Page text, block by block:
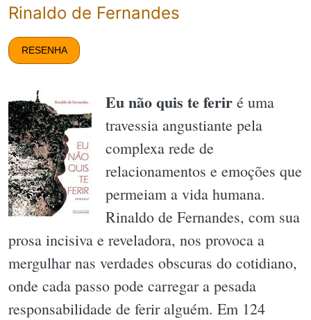
Rinaldo de Fernandes
RESENHA
Eu não quis te ferir é uma
travessia angustiante pela
complexa rede de
relacionamentos e emoções que
permeiam a vida humana.
Rinaldo de Fernandes, com sua
prosa incisiva e reveladora, nos provoca a
mergulhar nas verdades obscuras do cotidiano,
onde cada passo pode carregar a pesada
responsabilidade de ferir alguém. Em 124